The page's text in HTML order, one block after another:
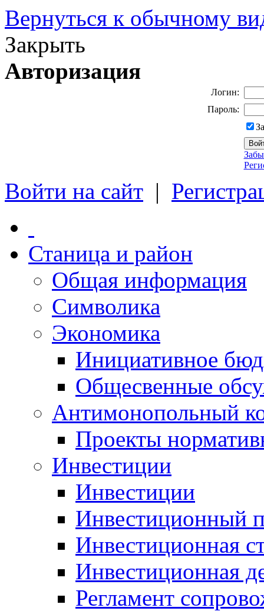
Вернуться к обычному
Закрыть
Авторизация
Логин:
Пароль:
Войти на сайт |
Станица и район
Общая информация
Символика
Экономика
Инициативное
Общесвенные
Антимонопольный
Проекты
Инвестиции
Инвестиции
Инвестиционный
Инвестиционная
Инвестиционная
Регламент